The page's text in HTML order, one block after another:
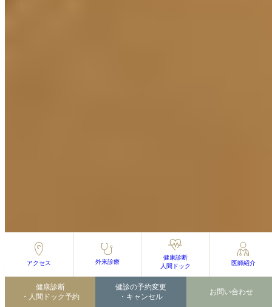
健康診断
・人間ドック予約
健診の予約変更
・キャンセル
お問い合わせ
2026.08.04 8/6 石塚院長 休診のお知らせ
アクセス 外来診療
健康診断
人間ドック
医師紹介